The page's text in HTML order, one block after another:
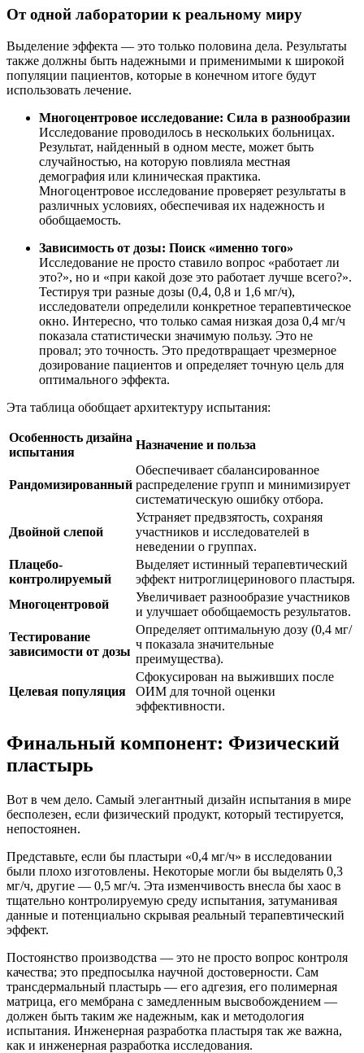
От одной лаборатории к реальному миру
Выделение эффекта — это только половина дела. Результаты
также должны быть надежными и применимыми к широкой
популяции пациентов, которые в конечном итоге будут
использовать лечение.
Многоцентровое исследование: Сила в разнообразии
Исследование проводилось в нескольких больницах.
Результат, найденный в одном месте, может быть
случайностью, на которую повлияла местная
демография или клиническая практика.
Многоцентровое исследование проверяет результаты в
различных условиях, обеспечивая их надежность и
обобщаемость.
Зависимость от дозы: Поиск «именно того»
Исследование не просто ставило вопрос «работает ли
это?», но и «при какой дозе это работает лучше всего?».
Тестируя три разные дозы (0,4, 0,8 и 1,6 мг/ч),
исследователи определили конкретное терапевтическое
окно. Интересно, что только самая низкая доза 0,4 мг/ч
показала статистически значимую пользу. Это не
провал; это точность. Это предотвращает чрезмерное
дозирование пациентов и определяет точную цель для
оптимального эффекта.
Эта таблица обобщает архитектуру испытания:
Особенность дизайна
испытания
Назначение и польза
Рандомизированный
Обеспечивает сбалансированное
распределение групп и минимизирует
систематическую ошибку отбора.
Двойной слепой
Устраняет предвзятость, сохраняя
участников и исследователей в
неведении о группах.
Плацебо-
контролируемый
Выделяет истинный терапевтический
эффект нитроглицеринового пластыря.
Многоцентровой
Увеличивает разнообразие участников
и улучшает обобщаемость результатов.
Тестирование
зависимости от дозы
Определяет оптимальную дозу (0,4 мг/
ч показала значительные
преимущества).
Целевая популяция
Сфокусирован на выживших после
ОИМ для точной оценки
эффективности.
Финальный компонент: Физический
пластырь
Вот в чем дело. Самый элегантный дизайн испытания в мире
бесполезен, если физический продукт, который тестируется,
непостоянен.
Представьте, если бы пластыри «0,4 мг/ч» в исследовании
были плохо изготовлены. Некоторые могли бы выделять 0,3
мг/ч, другие — 0,5 мг/ч. Эта изменчивость внесла бы хаос в
тщательно контролируемую среду испытания, затуманивая
данные и потенциально скрывая реальный терапевтический
эффект.
Постоянство производства — это не просто вопрос контроля
качества; это предпосылка научной достоверности. Сам
трансдермальный пластырь — его адгезия, его полимерная
матрица, его мембрана с замедленным высвобождением —
должен быть таким же надежным, как и методология
испытания. Инженерная разработка пластыря так же важна,
как и инженерная разработка исследования.